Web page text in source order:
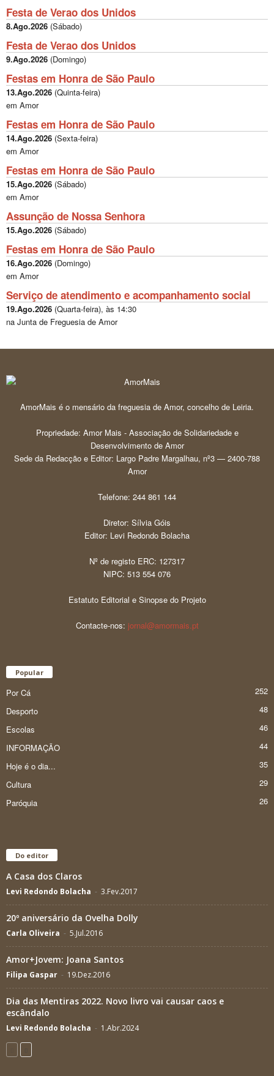
Festa de Verao dos Unidos
8.Ago.2026 (Sábado)
Festa de Verao dos Unidos
9.Ago.2026 (Domingo)
Festas em Honra de São Paulo
13.Ago.2026 (Quinta-feira)
em Amor
Festas em Honra de São Paulo
14.Ago.2026 (Sexta-feira)
em Amor
Festas em Honra de São Paulo
15.Ago.2026 (Sábado)
em Amor
Assunção de Nossa Senhora
15.Ago.2026 (Sábado)
Festas em Honra de São Paulo
16.Ago.2026 (Domingo)
em Amor
Serviço de atendimento e acompanhamento social
19.Ago.2026 (Quarta-feira), às 14:30
na Junta de Freguesia de Amor
AmorMais é o mensário da freguesia de Amor, concelho de Leiria.
Propriedade: Amor Mais - Associação de Solidariedade e
Desenvolvimento de Amor
Sede da Redacção e Editor: Largo Padre Margalhau, nº3 — 2400-788
Amor
Telefone: 244 861 144
Diretor: Sílvia Góis
Editor: Levi Redondo Bolacha
Nº de registo ERC: 127317
NIPC: 513 554 076
Estatuto Editorial e Sinopse do Projeto
Contacte-nos: jornal@amormais.pt
Popular
Por Cá
252
Desporto
48
Escolas
46
INFORMAÇÃO
44
Hoje é o dia...
35
Cultura
29
Paróquia
26
Do editor
A Casa dos Claros
Levi Redondo Bolacha - 3.Fev.2017
20º aniversário da Ovelha Dolly
Carla Oliveira - 5.Jul.2016
Amor+Jovem: Joana Santos
Filipa Gaspar - 19.Dez.2016
Dia das Mentiras 2022. Novo livro vai causar caos e
escândalo
Levi Redondo Bolacha - 1.Abr.2024